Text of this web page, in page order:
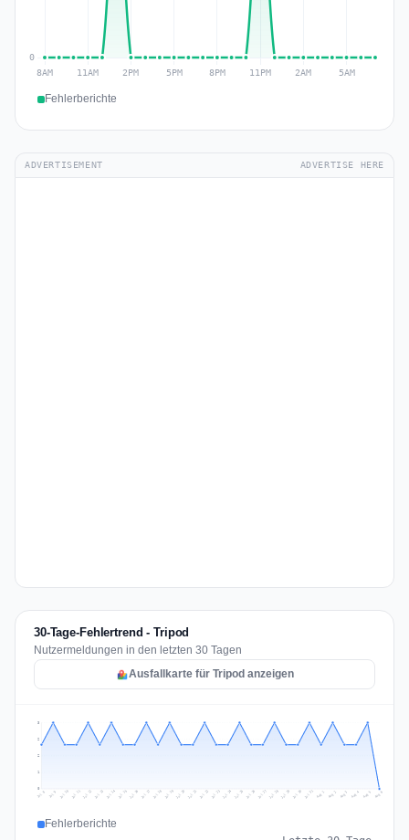
Fehlerberichte
ADVERTISEMENT ADVERTISE HERE
30-Tage-Fehlertrend - Tripod
Nutzermeldungen in den letzten 30 Tagen
Ausfallkarte für Tripod anzeigen
1
2
2
3
Jul 8 Jul 9 Jul 10 Jul 11 Jul 12 Jul 13 Jul 14 Jul 15 Jul 16 Jul 17 Jul 18 Jul 19 Jul 20 Jul 21 Jul 22 Jul 23 Jul 24 Jul 25 Jul 26 Jul 27 Jul 28 Jul 29 Jul 30 Jul 31 Aug 1 Aug 2 Aug 3 Aug 4 Aug 5 Aug 6
Fehlerberichte